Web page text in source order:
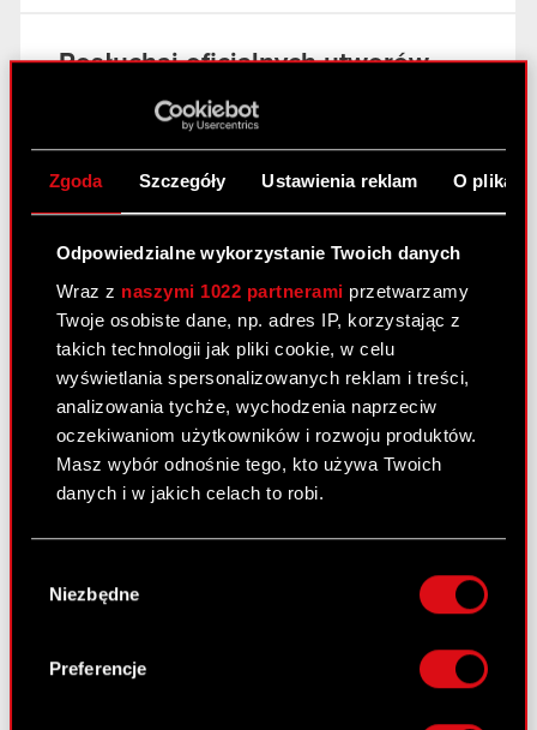
Zgoda Szczegóły Ustawienia reklam O
Odpowiedzialne wykorzystanie Twoich danych
Wraz z naszymi 1022 partnerami przetwarzamy
Twoje osobiste dane, np. adres IP, korzystając z
takich technologii jak pliki cookie, w celu
wyświetlania spersonalizowanych reklam i treści,
analizowania tychże, wychodzenia naprzeciw
oczekiwaniom użytkowników i rozwoju produktów.
Masz wybór odnośnie tego, kto używa Twoich
danych i w jakich celach to robi.
Gromadzić dane dotyczące Twojej
lokalizacji geograficznej z dokładnością nawet
Identyfikować Twoje urządzenie, aktywnie
analizując charakteryzującego je zbiory
zgody
Niezbędne
Preferencje
Posłuchaj oficjalnych utworów
muzycznych promujących
Wiedźmina 2!
Firma CD Projekt i CD Projekt RED mają
przyjemność poinformować o nawiązaniu
współpracy z Maciejem Balcarem i zespołem…
Czytaj dalej
Edycja Kolekcjonerska bije kolejny